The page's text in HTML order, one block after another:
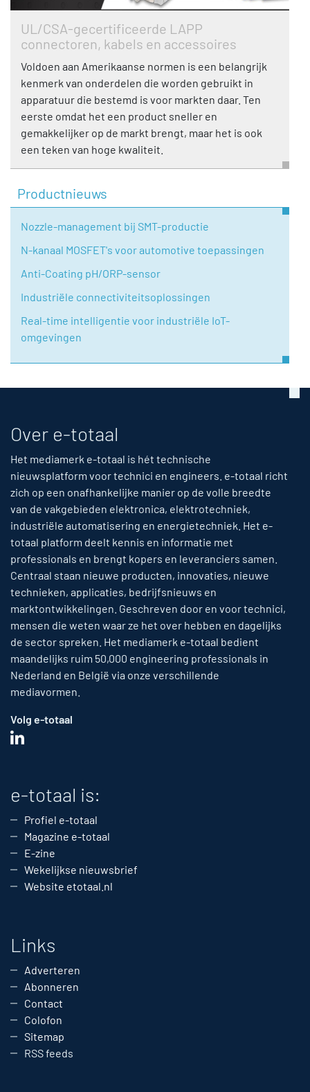
UL/CSA-gecertificeerde LAPP
connectoren, kabels en accessoires
Voldoen aan Amerikaanse normen is een belangrijk
kenmerk van onderdelen die worden gebruikt in
apparatuur die bestemd is voor markten daar. Ten
eerste omdat het een product sneller en
gemakkelijker op de markt brengt, maar het is ook
een teken van hoge kwaliteit.
Productnieuws
Nozzle-management bij SMT-productie
N-kanaal MOSFET's voor automotive toepassingen
Anti-Coating pH/ORP-sensor
Industriële connectiviteitsoplossingen
Real-time intelligentie voor industriële IoT-
omgevingen
Over e-totaal
Het mediamerk e-totaal is hét technische
nieuwsplatform voor technici en engineers. e-totaal richt
zich op een onafhankelijke manier op de volle breedte
van de vakgebieden elektronica, elektrotechniek,
industriële automatisering en energietechniek. Het e-
totaal platform deelt kennis en informatie met
professionals en brengt kopers en leveranciers samen.
Centraal staan nieuwe producten, innovaties, nieuwe
technieken, applicaties, bedrijfsnieuws en
marktontwikkelingen. Geschreven door en voor technici,
mensen die weten waar ze het over hebben en dagelijks
de sector spreken. Het mediamerk e-totaal bedient
maandelijks ruim 50,000 engineering professionals in
Nederland en België via onze verschillende
mediavormen.
Volg e-totaal
e-totaal is:
Profiel e-totaal
Magazine e-totaal
E-zine
Wekelijkse nieuwsbrief
Website etotaal.nl
Links
Adverteren
Abonneren
Contact
Colofon
Sitemap
RSS feeds